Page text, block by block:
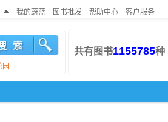
我的蔚蓝 图书批发 帮助中心 客户服务
园
共有图书1155785种